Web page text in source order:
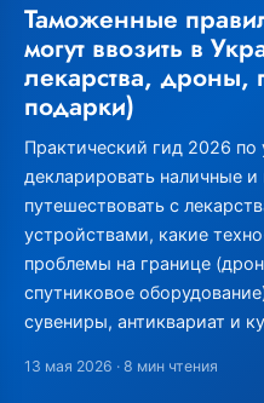
Таможенные
могут ввозить в
лекарства, дроны,
подарки)
Практический гид 2026
декларировать наличные и
путешествовать с
устройствами, какие
проблемы на границе
спутниковое
сувениры, антиквариат и
13 мая 2026 · 8 мин чтения